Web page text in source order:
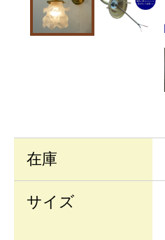
在庫
サイズ